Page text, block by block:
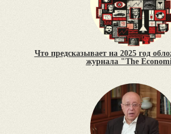
Что предсказывает на 2025 год
журнала "The